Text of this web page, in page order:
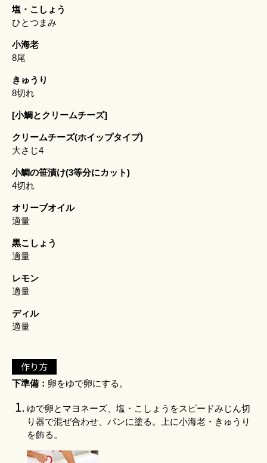
塩・こしょう
ひとつまみ
小海老
8尾
きゅうり
8切れ
[小鯛とクリームチーズ]
クリームチーズ(ホイップタイプ)
大さじ4
小鯛の笹漬け(3等分にカット)
4切れ
オリーブオイル
適量
黒こしょう
適量
レモン
適量
ディル
適量
作り方
下準備： 卵をゆで卵にする。
ゆで卵とマヨネーズ、塩・こしょうをスピードみじん切
り器で混ぜ合わせ、パンに塗る。上に小海老・きゅうり
を飾る。